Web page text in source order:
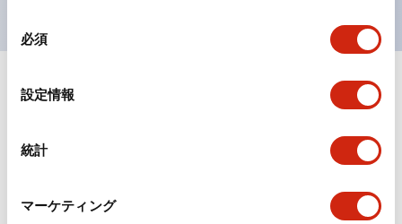
必須
設定情報
統計
マーケティング
仕様 すべて展開 +